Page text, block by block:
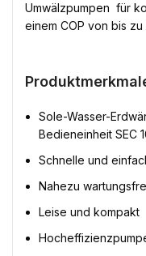
Umwälzpumpen  für
einem COP von bis zu
Sole-Wasser-
Bedieneinheit SEC
Schnelle und
Nahezu
Leise und kompakt